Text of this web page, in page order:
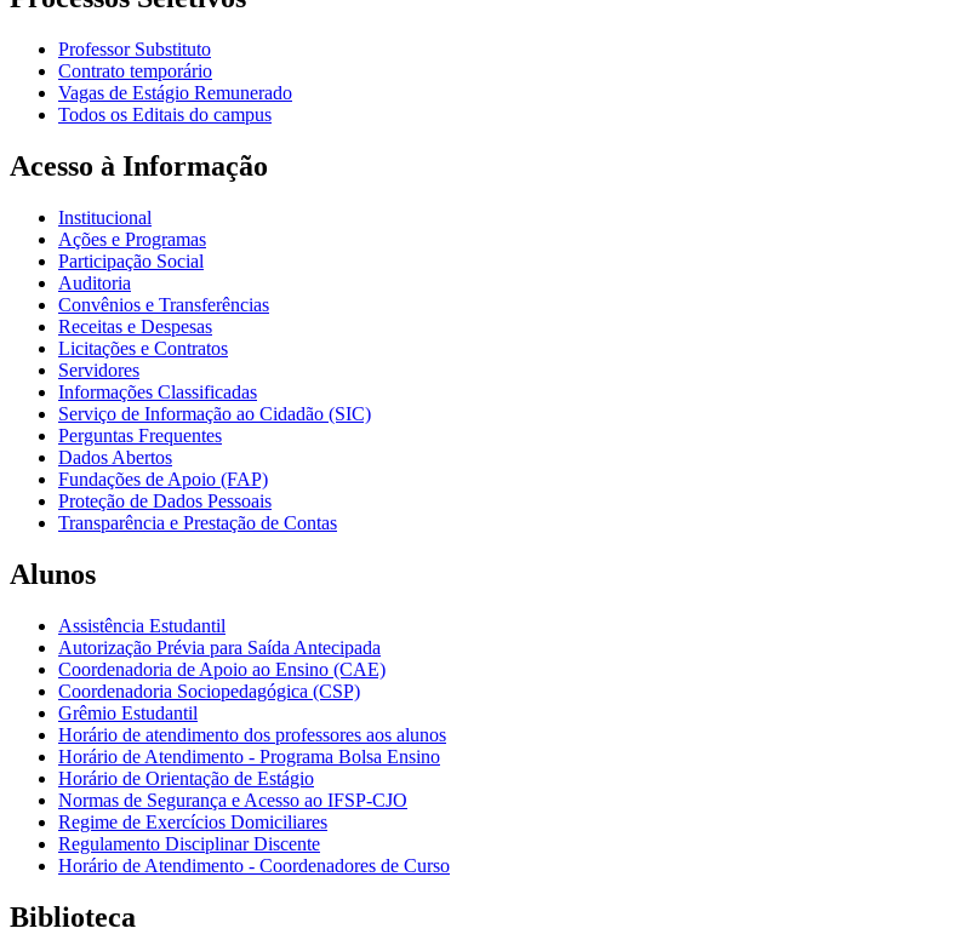
Professor Substituto
Contrato temporário
Vagas de Estágio Remunerado
Todos os Editais do campus
Acesso à Informação
Institucional
Ações e Programas
Participação Social
Auditoria
Convênios e Transferências
Receitas e Despesas
Licitações e Contratos
Servidores
Informações Classificadas
Serviço de Informação ao Cidadão (SIC)
Perguntas Frequentes
Dados Abertos
Fundações de Apoio (FAP)
Proteção de Dados Pessoais
Transparência e Prestação de Contas
Alunos
Assistência Estudantil
Autorização Prévia para Saída Antecipada
Coordenadoria de Apoio ao Ensino (CAE)
Coordenadoria Sociopedagógica (CSP)
Grêmio Estudantil
Horário de atendimento dos professores aos alunos
Horário de Atendimento - Programa Bolsa Ensino
Horário de Orientação de Estágio
Normas de Segurança e Acesso ao IFSP-CJO
Regime de Exercícios Domiciliares
Regulamento Disciplinar Discente
Horário de Atendimento - Coordenadores de Curso
Biblioteca